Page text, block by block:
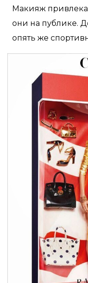
Макияж
они на публике.
опять же